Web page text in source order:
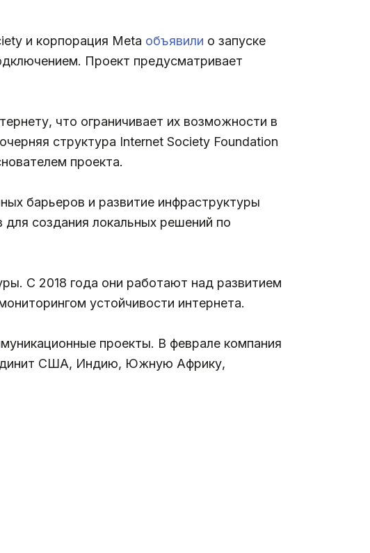
и корпорация Meta объявили о запуске
Проект предусматривает
что ограничивает их возможности в
структура Internet Society Foundation
проекта.
барьеров и развитие инфраструктуры
для создания локальных решений по
С 2018 года они работают над развитием
устойчивости интернета.
проекты. В феврале компания
США, Индию, Южную Африку,